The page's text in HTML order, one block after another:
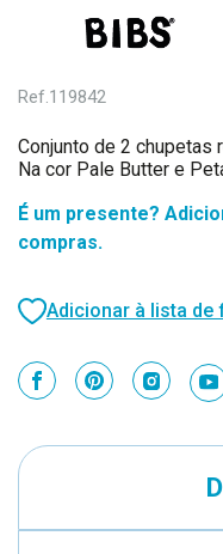
Ref.119842
Conjunto de 2 chupetas
Na cor Pale Butter e
É um presente?
compras.
Adicionar à lista de